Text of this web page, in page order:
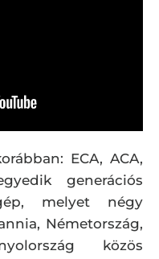
ECA, ACA,
generációs
melyet négy
Németország,
közös